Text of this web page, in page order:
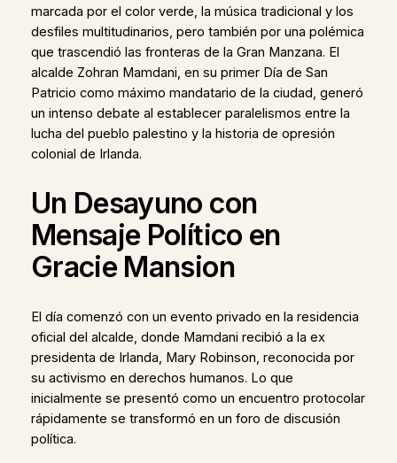
marcada por el color verde, la música tradicional y los
desfiles multitudinarios, pero también por una polémica
que trascendió las fronteras de la Gran Manzana. El
alcalde Zohran Mamdani, en su primer Día de San
Patricio como máximo mandatario de la ciudad, generó
un intenso debate al establecer paralelismos entre la
lucha del pueblo palestino y la historia de opresión
colonial de Irlanda.
Un Desayuno con
Mensaje Político en
Gracie Mansion
El día comenzó con un evento privado en la residencia
oficial del alcalde, donde Mamdani recibió a la ex
presidenta de Irlanda, Mary Robinson, reconocida por
su activismo en derechos humanos. Lo que
inicialmente se presentó como un encuentro protocolar
rápidamente se transformó en un foro de discusión
política.